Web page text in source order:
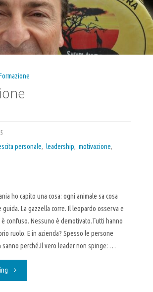
personale, leadership, motivazione,
ho capito una cosa: ogni animale sa cosa
La gazzella corre. Il leopardo osserva e
confuso. Nessuno è demotivato.Tutti hanno
ruolo. E in azienda? Spesso le persone
perché.Il vero leader non spinge: …
"Motivazione"